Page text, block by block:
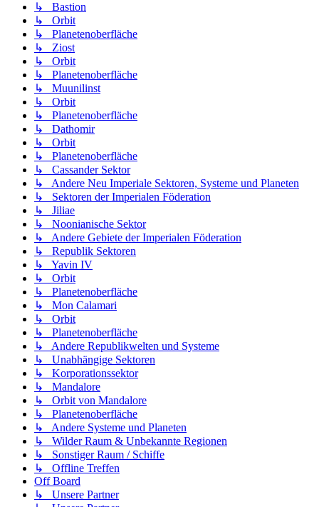
↳ Bastion
↳ Orbit
↳ Planetenoberfläche
↳ Ziost
↳ Orbit
↳ Planetenoberfläche
↳ Muunilinst
↳ Orbit
↳ Planetenoberfläche
↳ Dathomir
↳ Orbit
↳ Planetenoberfläche
↳ Cassander Sektor
↳ Andere Neu Imperiale Sektoren, Systeme und Planeten
↳ Sektoren der Imperialen Föderation
↳ Jiliae
↳ Noonianische Sektor
↳ Andere Gebiete der Imperialen Föderation
↳ Republik Sektoren
↳ Yavin IV
↳ Orbit
↳ Planetenoberfläche
↳ Mon Calamari
↳ Orbit
↳ Planetenoberfläche
↳ Andere Republikwelten und Systeme
↳ Unabhängige Sektoren
↳ Korporationssektor
↳ Mandalore
↳ Orbit von Mandalore
↳ Planetenoberfläche
↳ Andere Systeme und Planeten
↳ Wilder Raum & Unbekannte Regionen
↳ Sonstiger Raum / Schiffe
↳ Offline Treffen
Off Board
↳ Unsere Partner